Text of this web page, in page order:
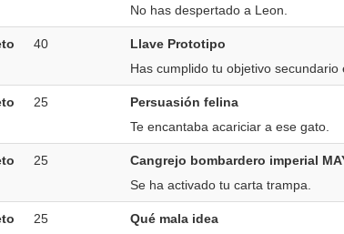
No has despertado a Leon.
40
Llave Prototipo
Has cumplido tu objetivo secundario
25
Persuasión felina
Te encantaba acariciar a ese gato.
25
Cangrejo bombardero imperial
Se ha activado tu carta trampa.
25
Qué mala idea